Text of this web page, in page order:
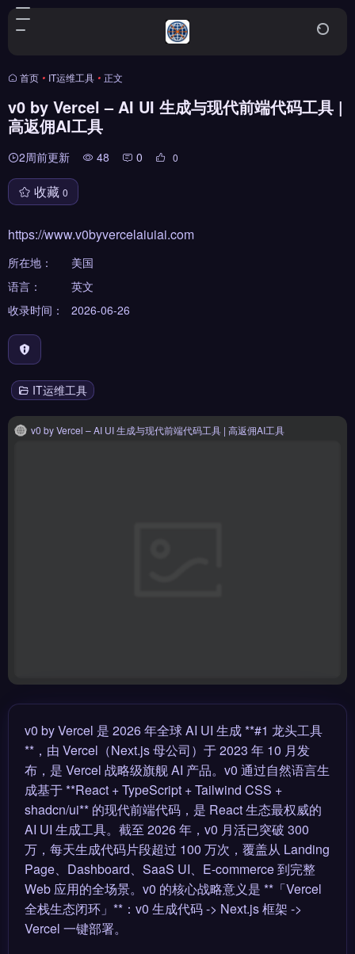
首页 • IT运维工具 • 正文
v0 by Vercel – AI UI 生成与现代前端代码工具 |
高返佣AI工具
2周前更新 48 0 0
收藏 0
https://www.v0byvercelaiuiai.com
所在地：
美国
语言：
英文
收录时间：
2026-06-26
IT运维工具
v0 by Vercel – AI UI 生成与现代前端代码工具 | 高返佣AI工具
v0 by Vercel 是 2026 年全球 AI UI 生成 **#1 龙头工具
**，由 Vercel（Next.js 母公司）于 2023 年 10 月发
布，是 Vercel 战略级旗舰 AI 产品。v0 通过自然语言生
成基于 **React + TypeScript + Tailwind CSS +
shadcn/ui** 的现代前端代码，是 React 生态最权威的
AI UI 生成工具。截至 2026 年，v0 月活已突破 300
万，每天生成代码片段超过 100 万次，覆盖从 Landing
Page、Dashboard、SaaS UI、E-commerce 到完整
Web 应用的全场景。v0 的核心战略意义是 **「Vercel
全栈生态闭环」**：v0 生成代码 -> Next.js 框架 ->
Vercel 一键部署。